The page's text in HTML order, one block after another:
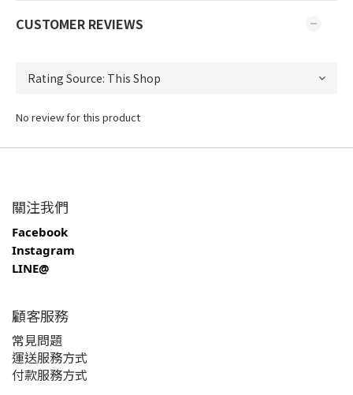
CUSTOMER REVIEWS
No review for this product
關注我們
Facebook
Instagram
LINE@
顧客服務
常見問題
運送服務方式
付款服務方式